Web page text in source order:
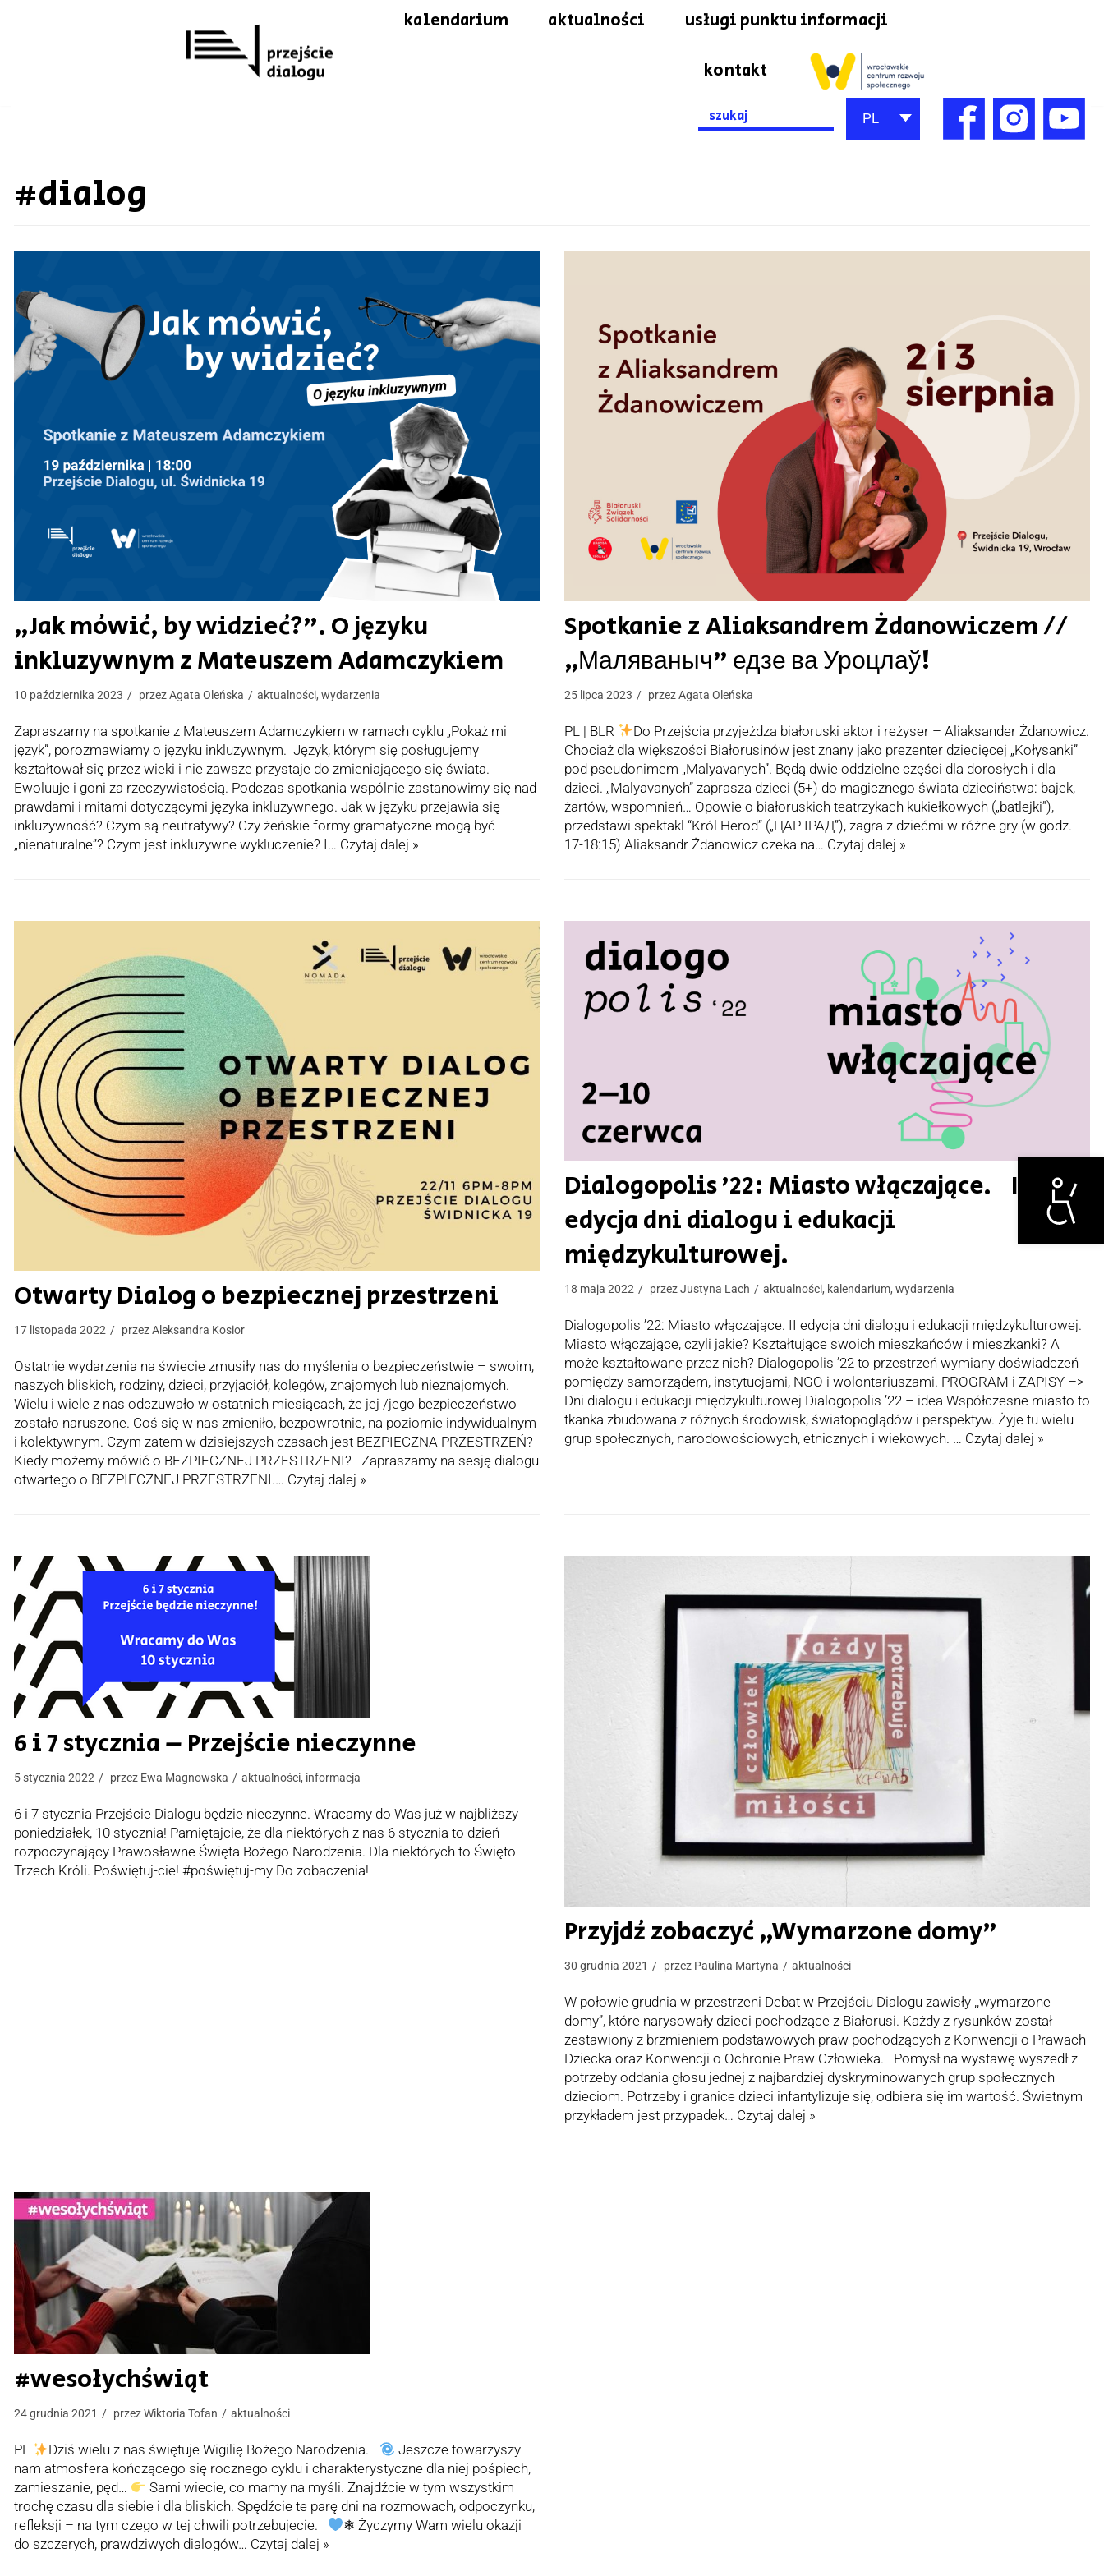
Otwórz
kalendarium aktualności usługi punktu informacji
kontakt
Search
for:
PL
#dialog
„Jak mówić, by widzieć?”. O języku
inkluzywnym z Mateuszem Adamczykiem
10 października 2023 przezAgata Oleńska aktualności, wydarzenia
Zapraszamy na spotkanie z Mateuszem Adamczykiem w ramach cyklu „Pokaż mi
język”, porozmawiamy o języku inkluzywnym. Język, którym się posługujemy
kształtował się przez wieki i nie zawsze przystaje do zmieniającego się świata.
Ewoluuje i goni za rzeczywistością. Podczas spotkania wspólnie zastanowimy się nad
prawdami i mitami dotyczącymi języka inkluzywnego. Jak w języku przejawia się
inkluzywność? Czym są neutratywy? Czy żeńskie formy gramatyczne mogą być
„nienaturalne”? Czym jest inkluzywne wykluczenie? I… Czytaj dalej »
Spotkanie z Aliaksandrem Żdanowiczem //
„Маляваныч” едзе ва Уроцлаў!
25 lipca 2023 przezAgata Oleńska
PL | BLR
Do Przejścia przyjeżdza białoruski aktor i reżyser – Aliaksander Żdanowicz.
Chociaż dla większości Białorusinów jest znany jako prezenter dziecięcej „Kołysanki”
pod pseudonimem „Malyavanych”. Będą dwie oddzielne części dla dorosłych i dla
dzieci. „Malyavanych” zaprasza dzieci (5+) do magicznego świata dzieciństwa: bajek,
żartów, wspomnień… Opowie o białoruskich teatrzykach kukiełkowych („batlejki”),
przedstawi spektakl “Król Herod” („ЦАР ІРАД”), zagra z dziećmi w różne gry (w godz.
17-18:15) Aliaksandr Żdanowicz czeka na… Czytaj dalej »
Otwarty Dialog o bezpiecznej przestrzeni
17 listopada 2022 przezAleksandra Kosior
Ostatnie wydarzenia na świecie zmusiły nas do myślenia o bezpieczeństwie – swoim,
naszych bliskich, rodziny, dzieci, przyjaciół, kolegów, znajomych lub nieznajomych.
Wielu i wiele z nas odczuwało w ostatnich miesiącach, że jej /jego bezpieczeństwo
zostało naruszone. Coś się w nas zmieniło, bezpowrotnie, na poziomie indywidualnym
i kolektywnym. Czym zatem w dzisiejszych czasach jest BEZPIECZNA PRZESTRZEŃ?
Kiedy możemy mówić o BEZPIECZNEJ PRZESTRZENI? Zapraszamy na sesję dialogu
otwartego o BEZPIECZNEJ PRZESTRZENI.… Czytaj dalej »
Dialogopolis ’22: Miasto włączające. II
edycja dni dialogu i edukacji
międzykulturowej.
18 maja 2022 przezJustyna Lach aktualności, kalendarium, wydarzenia
Dialogopolis ’22: Miasto włączające. II edycja dni dialogu i edukacji międzykulturowej.
Miasto włączające, czyli jakie? Kształtujące swoich mieszkańców i mieszkanki? A
może kształtowane przez nich? Dialogopolis ’22 to przestrzeń wymiany doświadczeń
pomiędzy samorządem, instytucjami, NGO i wolontariuszami. PROGRAM i ZAPISY –>
Dni dialogu i edukacji międzykulturowej Dialogopolis ’22 – idea Współczesne miasto to
tkanka zbudowana z różnych środowisk, światopoglądów i perspektyw. Żyje tu wielu
grup społecznych, narodowościowych, etnicznych i wiekowych. … Czytaj dalej »
6 i 7 stycznia – Przejście nieczynne
5 stycznia 2022 przez Ewa Magnowska aktualności, informacja
6 i 7 stycznia Przejście Dialogu będzie nieczynne. Wracamy do Was już w najbliższy
poniedziałek, 10 stycznia! Pamiętajcie, że dla niektórych z nas 6 stycznia to dzień
rozpoczynający Prawosławne Święta Bożego Narodzenia. Dla niektórych to Święto
Trzech Króli. Poświętuj-cie! #poświętuj-my Do zobaczenia!
Przyjdź zobaczyć „Wymarzone domy”
30 grudnia 2021 przez Paulina Martyna aktualności
W połowie grudnia w przestrzeni Debat w Przejściu Dialogu zawisły ,,wymarzone
domy”, które narysowały dzieci pochodzące z Białorusi. Każdy z rysunków został
zestawiony z brzmieniem podstawowych praw pochodzących z Konwencji o Prawach
Dziecka oraz Konwencji o Ochronie Praw Człowieka. Pomysł na wystawę wyszedł z
potrzeby oddania głosu jednej z najbardziej dyskryminowanych grup społecznych –
dzieciom. Potrzeby i granice dzieci infantylizuje się, odbiera się im wartość. Świetnym
przykładem jest przypadek… Czytaj dalej »
#wesołychświąt
24 grudnia 2021 przezWiktoria Tofan aktualności
PL Dziś wielu z nas świętuje Wigilię Bożego Narodzenia.
Jeszcze towarzyszy
nam atmosfera kończącego się rocznego cyklu i charakterystyczne dla niej pośpiech,
zamieszanie, pęd…
Sami wiecie, co mamy na myśli. Znajdźcie w tym wszystkim
trochę czasu dla siebie i dla bliskich. Spędźcie te parę dni na rozmowach, odpoczynku,
refleksji – na tym czego w tej chwili potrzebujecie.
❄ Życzymy Wam wielu okazji
do szczerych, prawdziwych dialogów… Czytaj dalej »